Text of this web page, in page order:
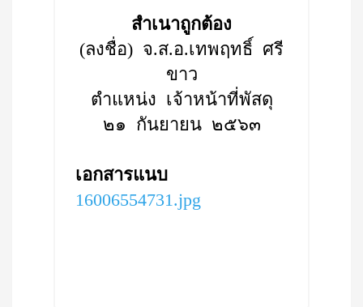
สำเนาถูกต้อง
(ลงชื่อ) จ.ส.อ.เทพฤทธิ์ ศรี
ขาว
ตำแหน่ง เจ้าหน้าที่พัสดุ
๒๑ กันยายน ๒๕๖๓
เอกสารแนบ
16006554731.jpg